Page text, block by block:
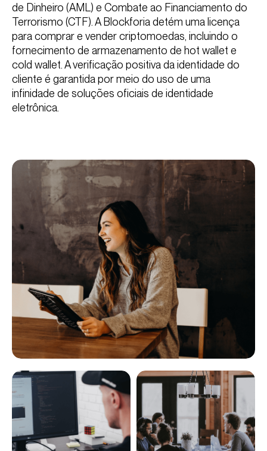
de Dinheiro (AML) e Combate ao Financiamento do
Terrorismo (CTF). A Blockforia detém uma licença
para comprar e vender criptomoedas, incluindo o
fornecimento de armazenamento de hot wallet e
cold wallet. A verificação positiva da identidade do
cliente é garantida por meio do uso de uma
infinidade de soluções oficiais de identidade
eletrônica.